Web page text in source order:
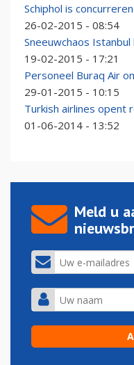
Schiphol is
26-02-2015 - 08:54
Sneeuwchaos Istanbul
19-02-2015 - 17:21
Personeel Buraq Air
29-01-2015 - 10:15
Turkish airlines opent
01-06-2014 - 13:52
Meld u